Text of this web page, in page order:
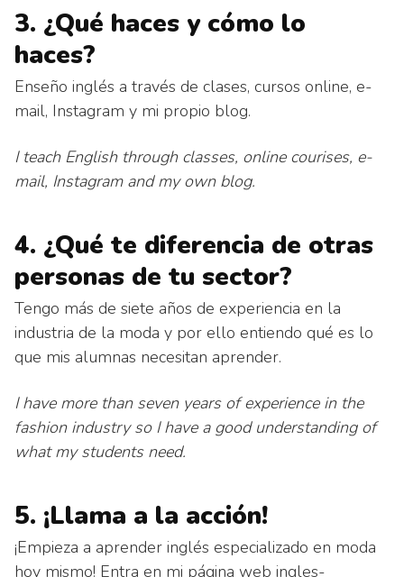
3. ¿Qué haces y cómo lo
haces?
Enseño inglés a través de clases, cursos online, e-
mail, Instagram y mi propio blog.
I teach English through classes, online courises, e-
mail, Instagram and my own blog.
4. ¿Qué te diferencia de otras
personas de tu sector?
Tengo más de siete años de experiencia en la
industria de la moda y por ello entiendo qué es lo
que mis alumnas necesitan aprender.
I have more than seven years of experience in the
fashion industry so I have a good understanding of
what my students need.
5. ¡Llama a la acción!
¡Empieza a aprender inglés especializado en moda
hoy mismo! Entra en mi página web ingles-